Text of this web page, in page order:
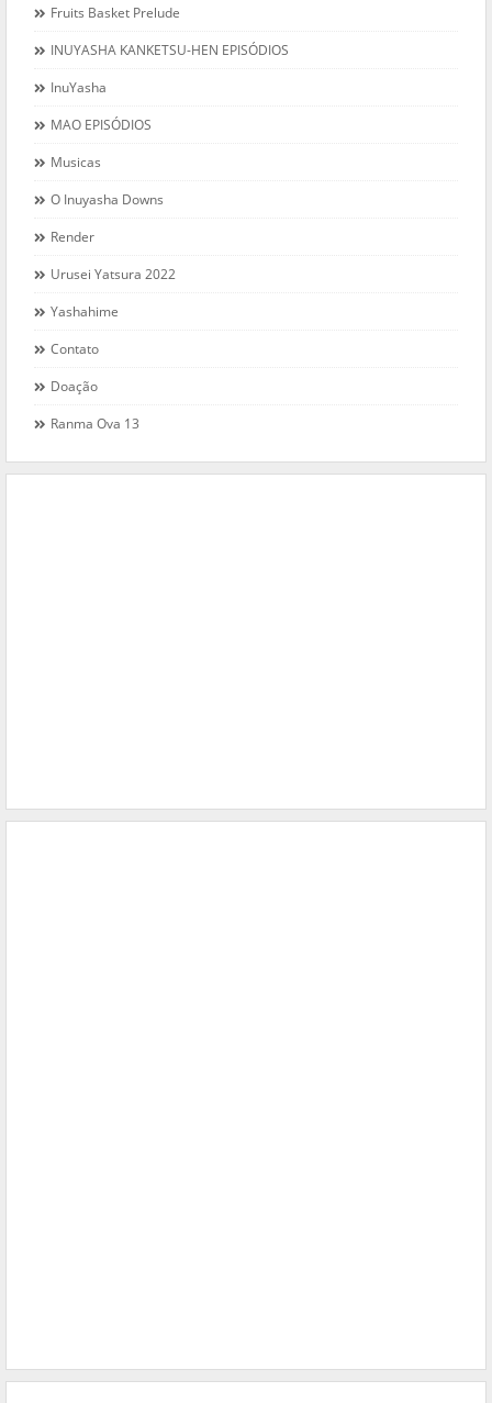
Fruits Basket Prelude
INUYASHA KANKETSU-HEN EPISÓDIOS
InuYasha
MAO EPISÓDIOS
Musicas
O Inuyasha Downs
Render
Urusei Yatsura 2022
Yashahime
Contato
Doação
Ranma Ova 13